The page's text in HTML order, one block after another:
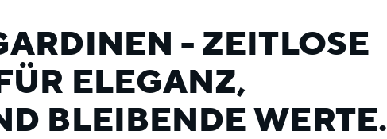
- ZEITLOSE
ELEGANZ,
BLEIBENDE WERTE.